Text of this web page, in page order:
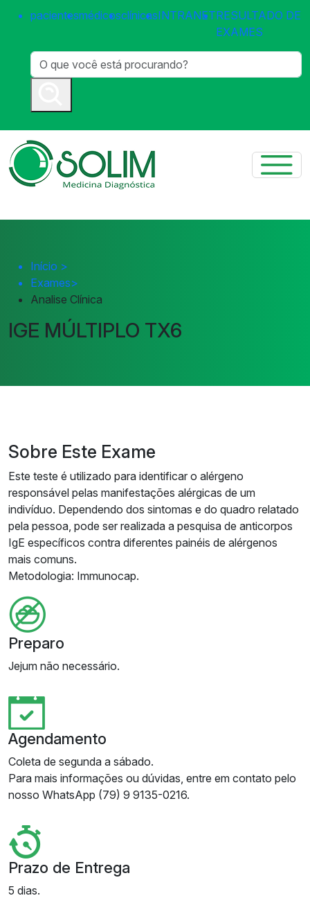
pacientesmédicosclínicasINTRANETRESULTADO DE
EXAMES
Início >
Exames>
Analise Clínica
IGE MÚLTIPLO TX6
Sobre Este Exame
Este teste é utilizado para identificar o alérgeno
responsável pelas manifestações alérgicas de um
indivíduo. Dependendo dos sintomas e do quadro relatado
pela pessoa, pode ser realizada a pesquisa de anticorpos
IgE específicos contra diferentes painéis de alérgenos
mais comuns.
Metodologia: Immunocap.
Preparo
Jejum não necessário.
Agendamento
Coleta de segunda a sábado.
Para mais informações ou dúvidas, entre em contato pelo
nosso WhatsApp (79) 9 9135-0216.
Prazo de Entrega
5 dias.